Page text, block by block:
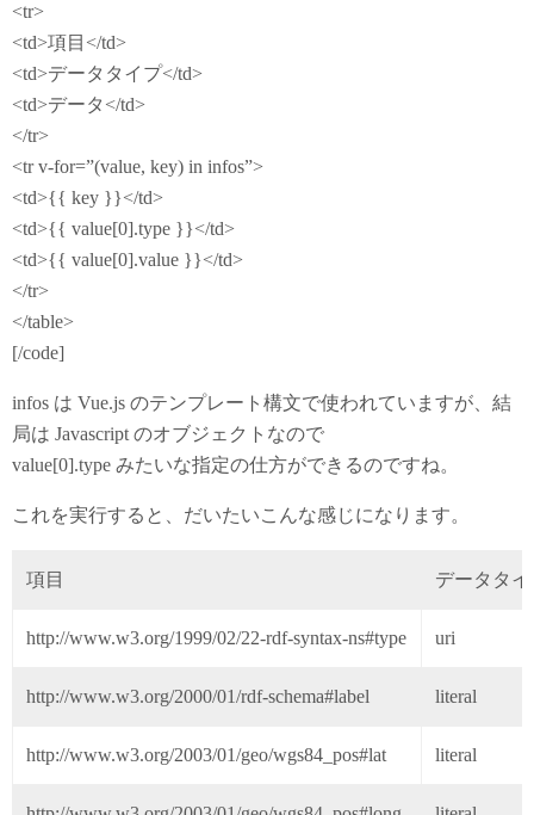
<tr>
<td>項目</td>
<td>データタイプ</td>
<td>データ</td>
</tr>
<tr v-for=”(value, key) in infos”>
<td>{{ key }}</td>
<td>{{ value[0].type }}</td>
<td>{{ value[0].value }}</td>
</tr>
</table>
[/code]
infos は Vue.js のテンプレート構文で使われていますが、結
局は Javascript のオブジェクトなので
value[0].type みたいな指定の仕方ができるのですね。
これを実行すると、だいたいこんな感じになります。
項目 データタ
http://www.w3.org/1999/02/22-rdf-syntax-ns#type uri
http://www.w3.org/2000/01/rdf-schema#label literal
http://www.w3.org/2003/01/geo/wgs84_pos#lat literal